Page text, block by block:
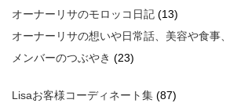
オーナーリサのモロッコ日記 (13)
オーナーリサの想いや日常話、美容や食事、
メンバーのつぶやき (23)
Lisaお客様コーディネート集 (87)